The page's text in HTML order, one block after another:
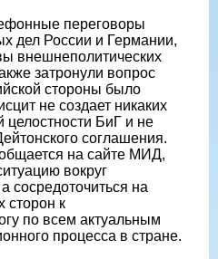
переговоры
дел России и Германии,
внешнеполитических
затронули вопрос
стороны было
не создает никаких
целостности БиГ и не
соглашения.
на сайте МИД,
вокруг
сосредоточиться на
сторон к
по всем актуальным
процесса в стране.